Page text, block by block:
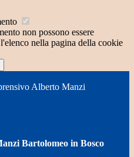
non possono essere
nella pagina della cookie
Alberto Manzi
Bartolomeo in Bosco